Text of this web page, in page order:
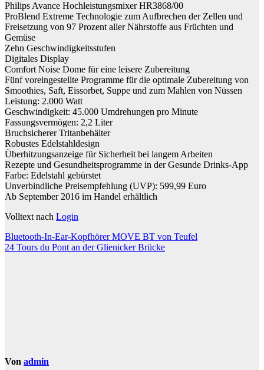
Philips Avance Hochleistungsmixer HR3868/00
ProBlend Extreme Technologie zum Aufbrechen der Zellen und
Freisetzung von 97 Prozent aller Nährstoffe aus Früchten und
Gemüse
Zehn Geschwindigkeitsstufen
Digitales Display
Comfort Noise Dome für eine leisere Zubereitung
Fünf voreingestellte Programme für die optimale Zubereitung von
Smoothies, Saft, Eissorbet, Suppe und zum Mahlen von Nüssen
Leistung: 2.000 Watt
Geschwindigkeit: 45.000 Umdrehungen pro Minute
Fassungsvermögen: 2,2 Liter
Bruchsicherer Tritanbehälter
Robustes Edelstahldesign
Überhitzungsanzeige für Sicherheit bei langem Arbeiten
Rezepte und Gesundheitsprogramme in der Gesunde Drinks-App
Farbe: Edelstahl gebürstet
Unverbindliche Preisempfehlung (UVP): 599,99 Euro
Ab September 2016 im Handel erhältlich
Volltext nach Login
Beitragsnavigation
Bluetooth-In-Ear-Kopfhörer MOVE BT von Teufel
24 Tours du Pont an der Glienicker Brücke
Von admin